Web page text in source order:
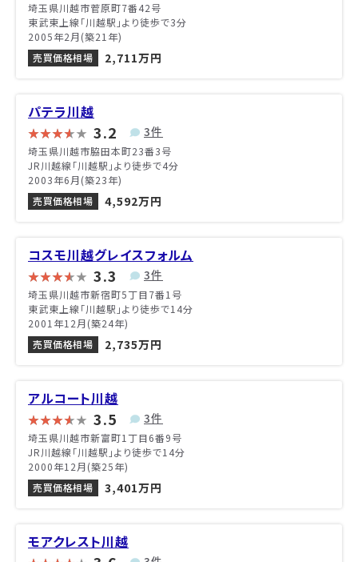
埼玉県川越市菅原町7番42号
東武東上線「川越駅」より徒歩で3分
2005年2月(築21年)
売買価格相場
2,711万円
パテラ川越
3.2 3件
埼玉県川越市脇田本町23番3号
JR川越線「川越駅」より徒歩で4分
2003年6月(築23年)
売買価格相場
4,592万円
コスモ川越グレイスフォルム
3.3 3件
埼玉県川越市新宿町5丁目7番1号
東武東上線「川越駅」より徒歩で14分
2001年12月(築24年)
売買価格相場
2,735万円
アルコート川越
3.5 3件
埼玉県川越市新富町1丁目6番9号
JR川越線「川越駅」より徒歩で14分
2000年12月(築25年)
売買価格相場
3,401万円
モアクレスト川越